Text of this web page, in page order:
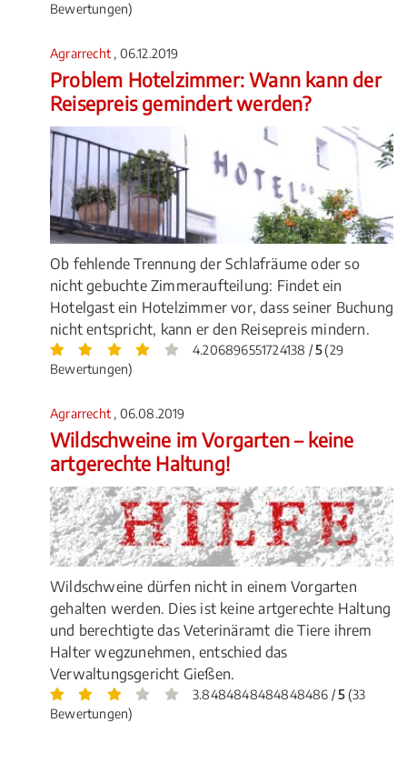
Bewertungen)
Agrarrecht , 06.12.2019
Problem Hotelzimmer: Wann kann der
Reisepreis gemindert werden?
Ob fehlende Trennung der Schlafräume oder so
nicht gebuchte Zimmeraufteilung: Findet ein
Hotelgast ein Hotelzimmer vor, dass seiner Buchung
nicht entspricht, kann er den Reisepreis mindern.
4.206896551724138 /5(29
Bewertungen)
Agrarrecht , 06.08.2019
Wildschweine im Vorgarten – keine
artgerechte Haltung!
Wildschweine dürfen nicht in einem Vorgarten
gehalten werden. Dies ist keine artgerechte Haltung
und berechtigte das Veterinäramt die Tiere ihrem
Halter wegzunehmen, entschied das
Verwaltungsgericht Gießen.
3.8484848484848486 /5(33
Bewertungen)